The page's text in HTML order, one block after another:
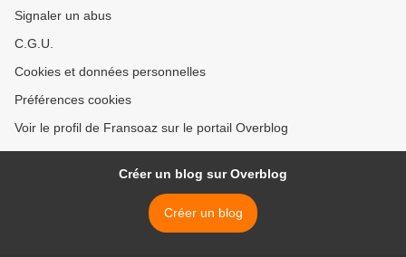
Signaler un abus
C.G.U.
Cookies et données personnelles
Préférences cookies
Voir le profil de Fransoaz sur le portail Overblog
Créer un blog sur Overblog
Créer un blog